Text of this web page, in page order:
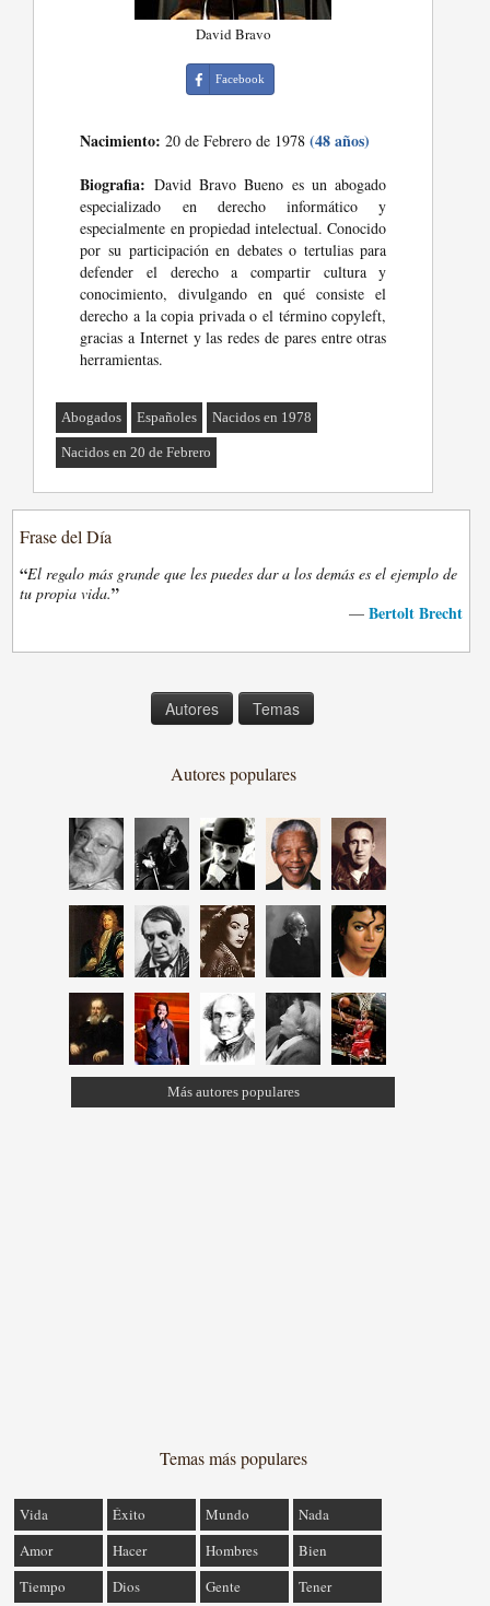
David Bravo
Facebook
Nacimiento: 20 de Febrero de 1978(48 años)
Biografia: David Bravo Bueno es un abogado
especializado en derecho informático y
especialmente en propiedad intelectual. Conocido
por su participación en debates o tertulias para
defender el derecho a compartir cultura y
conocimiento, divulgando en qué consiste el
derecho a la copia privada o el término copyleft,
gracias a Internet y las redes de pares entre otras
herramientas.
Abogados Españoles Nacidos en 1978
Nacidos en 20 de Febrero
Frase del Día
“El regalo más grande que les puedes dar a los demás es el ejemplo de
tu propia vida.”
— Bertolt Brecht
Autores Temas
Autores populares
Más autores populares
Temas más populares
Vida Éxito Mundo
Nada
Amor
Hacer Hombres
Bien
Tiempo
Dios Gente Tener